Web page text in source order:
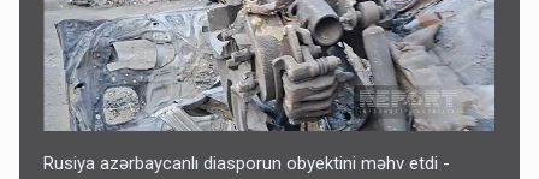
Rusiya azərbaycanlı diasporun obyektini məhv etdi -